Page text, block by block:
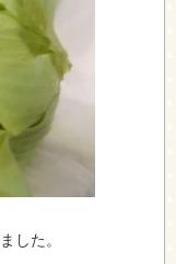
した。